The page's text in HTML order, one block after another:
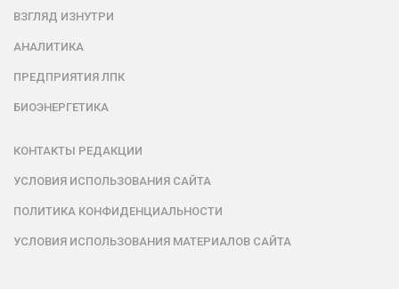
ВЗГЛЯД ИЗНУТРИ
АНАЛИТИКА
ПРЕДПРИЯТИЯ ЛПК
БИОЭНЕРГЕТИКА
КОНТАКТЫ РЕДАКЦИИ
УСЛОВИЯ ИСПОЛЬЗОВАНИЯ САЙТА
ПОЛИТИКА КОНФИДЕНЦИАЛЬНОСТИ
УСЛОВИЯ ИСПОЛЬЗОВАНИЯ МАТЕРИАЛОВ САЙТА